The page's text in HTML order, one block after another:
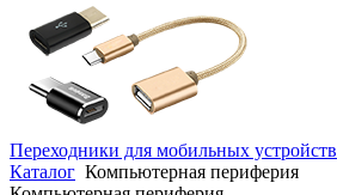
Переходники для мобильных устройств
Каталог Компьютерная периферия